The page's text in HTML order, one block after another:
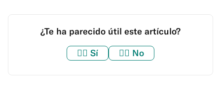
¿Te ha parecido útil este artículo?
👍🏼Sí 👎🏼 No